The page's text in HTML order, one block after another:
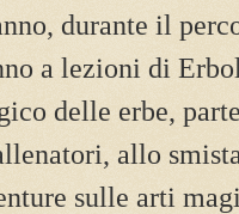
durante il
a lezioni di
delle erbe,
allo
sulle arti